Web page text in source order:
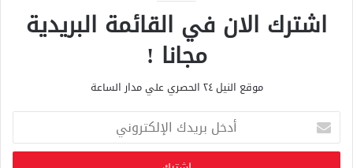
اشترك الان في القائمة البريدية
مجانا !
موقع النيل ٢٤ الحصري علي مدار الساعة
خ